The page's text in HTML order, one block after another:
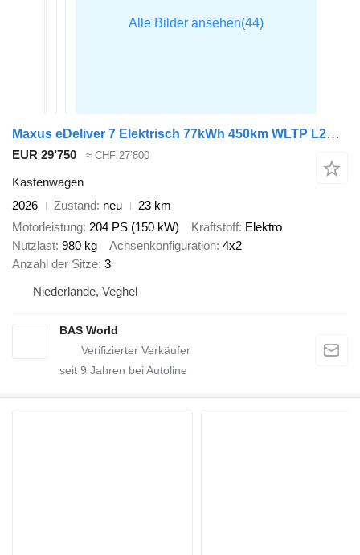
Maxus eDeliver 7 Elektrisch 77kWh 450km WLTP L2H1 Snelladen LED ACC Ca
EUR 29’750 ≈ CHF 27’800
Kastenwagen
2026
Zustand neu
23 km
Motorleistung 204 PS (150 kW) Kraftstoff Elektro
Nutzlast 980 kg Achsenkonfiguration 4x2
Anzahl der Sitze 3
Niederlande, Veghel
BAS World
seit 9 Jahren bei Autoline